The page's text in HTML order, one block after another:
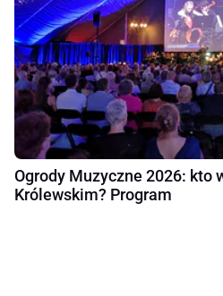
Ogrody Muzyczne 2026: kto
Królewskim? Program